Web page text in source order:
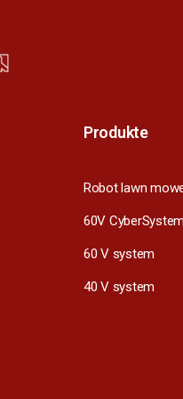
Produkte
Robot lawn
60V CyberSystem
60 V system
40 V system